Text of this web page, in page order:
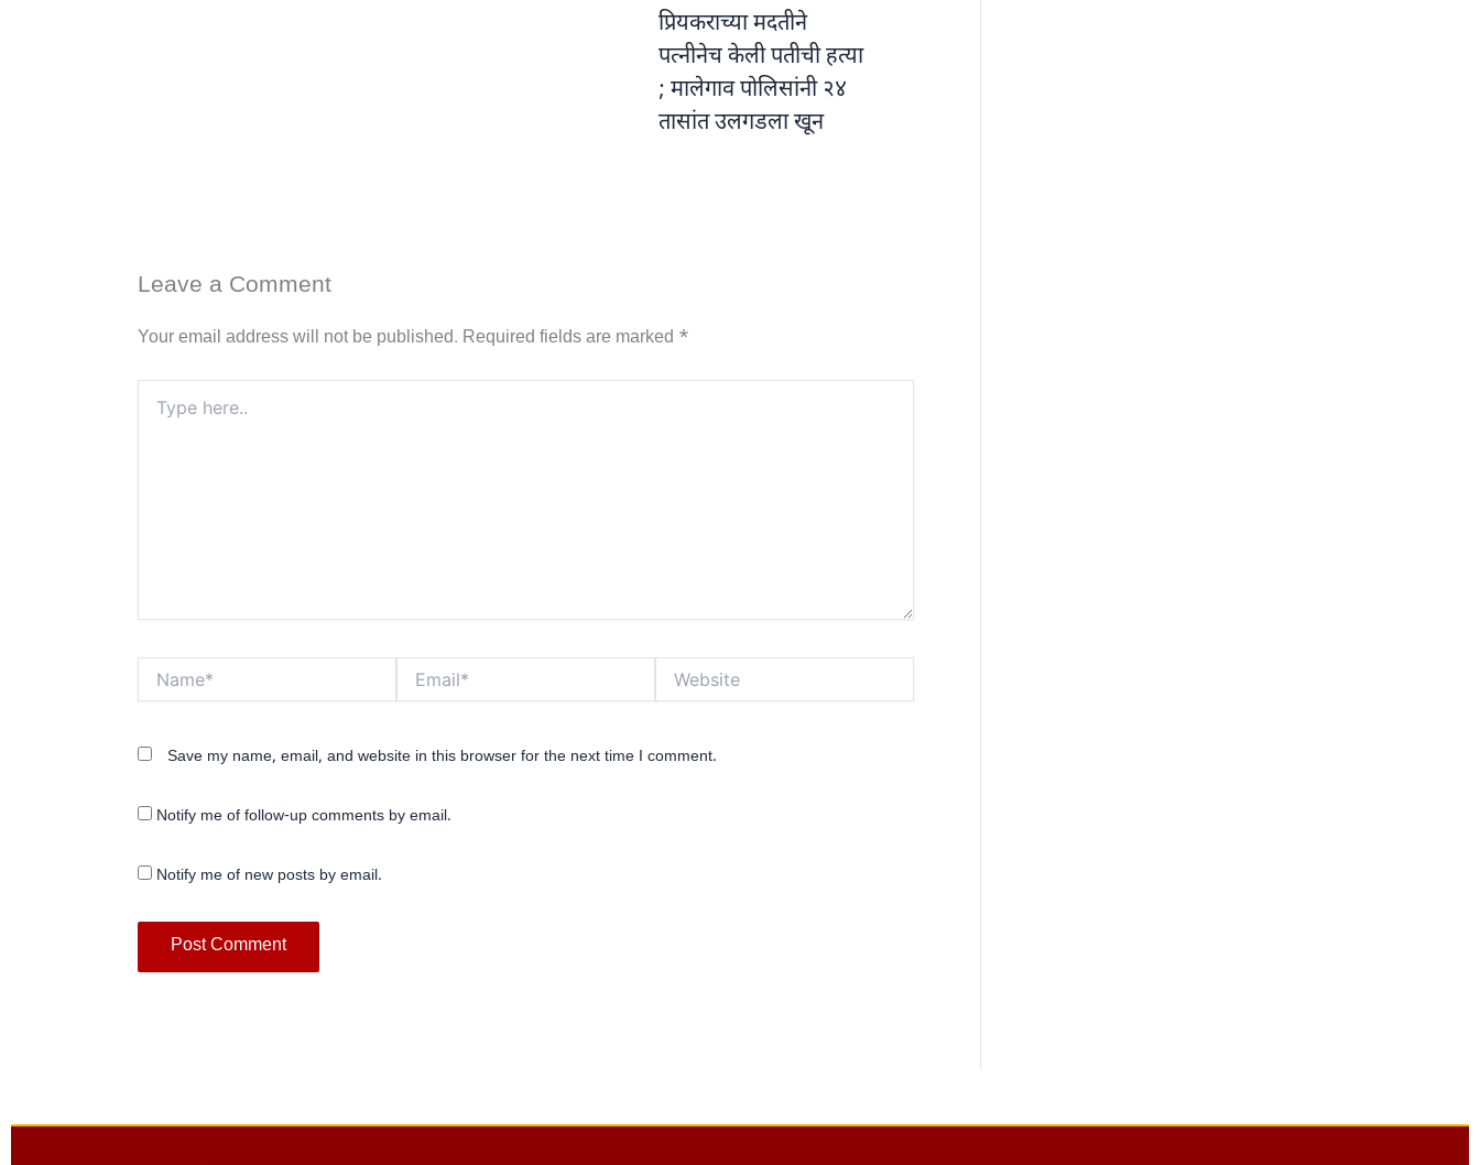
प्रियकराच्या मदतीने
पत्नीनेच केली पतीची हत्या
; मालेगाव पोलिसांनी २४
तासांत उलगडला खून
Leave a Comment
Your email address will not be published. Required fields are marked *
here..
Save my name, email, and website in this browser for the next time I comment.
Notify me of follow-up comments by email.
Notify me of new posts by email.